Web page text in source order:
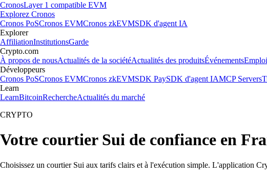
CronosLayer 1 compatible EVM
Explorez Cronos
Cronos PoSCronos EVMCronos zkEVMSDK d'agent IA
Explorer
AffiliationInstitutionsGarde
Crypto.com
À propos de nousActualités de la sociétéActualités des produitsÉvénements
Développeurs
Cronos PoSCronos EVMCronos zkEVMSDK PaySDK d'agent IAMCP Servers
Learn
LearnBitcoinRechercheActualités du marché
CRYPTO
Votre courtier Sui de confiance en
Choisissez un courtier Sui aux tarifs clairs et à l'exécution simple. L'application